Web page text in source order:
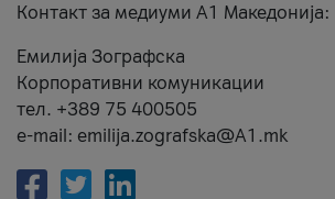
Контакт за медиуми А1 Македонија:
Емилија Зографска
Корпоративни комуникации
тел. +389 75 400505
e-mail: emilija.zografska@A1.mk